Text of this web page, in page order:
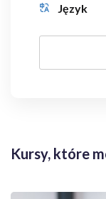
Język
Kursy, które